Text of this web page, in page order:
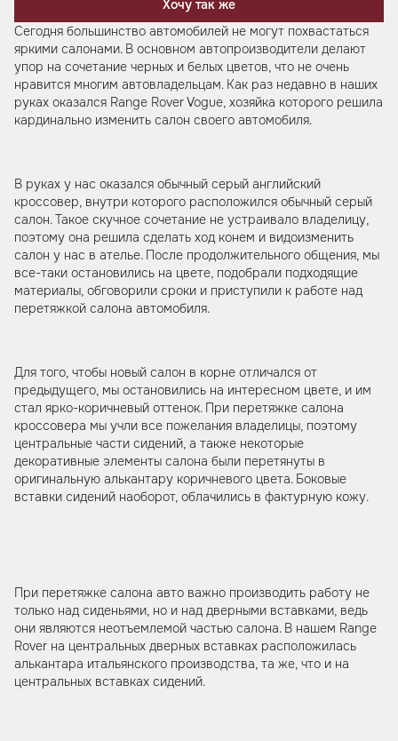
Хочу так же
Сегодня большинство автомобилей не могут похвастаться
яркими салонами. В основном автопроизводители делают
упор на сочетание черных и белых цветов, что не очень
нравится многим автовладельцам. Как раз недавно в наших
руках оказался Range Rover Vogue, хозяйка которого решила
кардинально изменить салон своего автомобиля.
В руках у нас оказался обычный серый английский
кроссовер, внутри которого расположился обычный серый
салон. Такое скучное сочетание не устраивало владелицу,
поэтому она решила сделать ход конем и видоизменить
салон у нас в ателье. После продолжительного общения, мы
все-таки остановились на цвете, подобрали подходящие
материалы, обговорили сроки и приступили к работе над
перетяжкой салона автомобиля.
Для того, чтобы новый салон в корне отличался от
предыдущего, мы остановились на интересном цвете, и им
стал ярко-коричневый оттенок. При перетяжке салона
кроссовера мы учли все пожелания владелицы, поэтому
центральные части сидений, а также некоторые
декоративные элементы салона были перетянуты в
оригинальную алькантару коричневого цвета. Боковые
вставки сидений наоборот, облачились в фактурную кожу.
При перетяжке салона авто важно производить работу не
только над сиденьями, но и над дверными вставками, ведь
они являются неотъемлемой частью салона. В нашем Range
Rover на центральных дверных вставках расположилась
алькантара итальянского производства, та же, что и на
центральных вставках сидений.